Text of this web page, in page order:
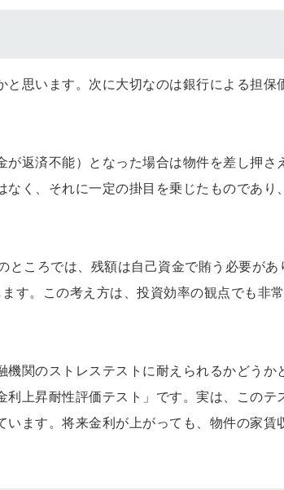
思います。次に大切なのは銀行による担保
返済不能）となった場合は物件を差し押さ
く、それに一定の掛目を乗じたものであり
ころでは、残額は自己資金で賄う必要があ
す。この考え方は、投資効率の観点でも非
関のストレステストに耐えられるかどうか
上昇耐性評価テスト」です。実は、このテ
ます。将来金利が上がっても、物件の家賃